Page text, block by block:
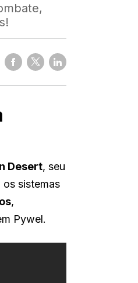
Desert, seu
sistemas
,
Pywel.